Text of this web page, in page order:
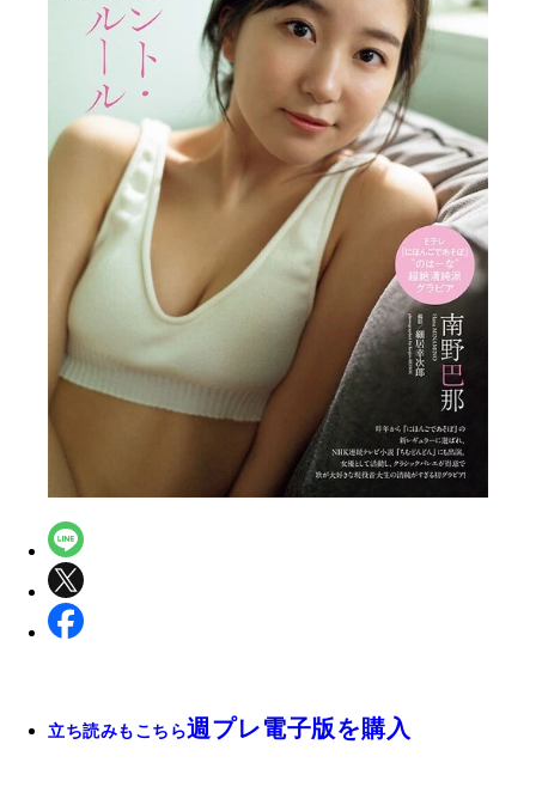
立ち読みもこちら週プレ電子版を購入